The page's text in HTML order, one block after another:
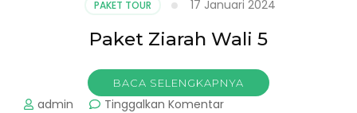
PAKET TOUR 17 Januari 2024
Paket Ziarah Wali 5
BACA SELENGKAPNYA
admin Tinggalkan Komentarpada